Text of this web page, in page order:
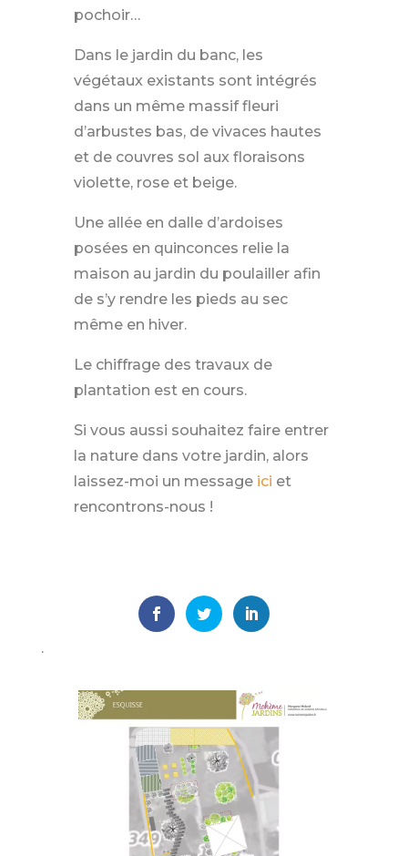
pochoir…
Dans le jardin du banc, les
végétaux existants sont intégrés
dans un même massif fleuri
d’arbustes bas, de vivaces hautes
et de couvres sol aux floraisons
violette, rose et beige.
Une allée en dalle d’ardoises
posées en quinconces relie la
maison au jardin du poulailler afin
de s’y rendre les pieds au sec
même en hiver.
Le chiffrage des travaux de
plantation est en cours.
Si vous aussi souhaitez faire entrer
la nature dans votre jardin, alors
laissez-moi un message ici et
rencontrons-nous !
.